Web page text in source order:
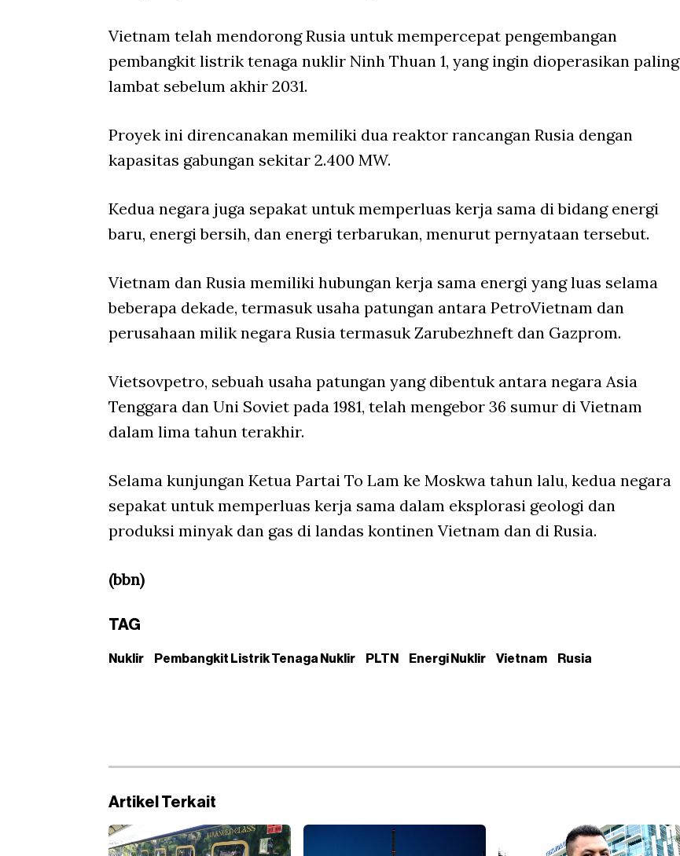
Vietnam telah mendorong Rusia untuk mempercepat pengembangan
pembangkit listrik tenaga nuklir Ninh Thuan 1, yang ingin dioperasikan paling
lambat sebelum akhir 2031.
Proyek ini direncanakan memiliki dua reaktor rancangan Rusia dengan
kapasitas gabungan sekitar 2.400 MW.
Kedua negara juga sepakat untuk memperluas kerja sama di bidang energi
baru, energi bersih, dan energi terbarukan, menurut pernyataan tersebut.
Vietnam dan Rusia memiliki hubungan kerja sama energi yang luas selama
beberapa dekade, termasuk usaha patungan antara PetroVietnam dan
perusahaan milik negara Rusia termasuk Zarubezhneft dan Gazprom.
Vietsovpetro, sebuah usaha patungan yang dibentuk antara negara Asia
Tenggara dan Uni Soviet pada 1981, telah mengebor 36 sumur di Vietnam
dalam lima tahun terakhir.
Selama kunjungan Ketua Partai To Lam ke Moskwa tahun lalu, kedua negara
sepakat untuk memperluas kerja sama dalam eksplorasi geologi dan
produksi minyak dan gas di landas kontinen Vietnam dan di Rusia.
(bbn)
TAG
Nuklir Pembangkit Listrik Tenaga Nuklir PLTN Energi Nuklir Vietnam Rusia
Artikel Terkait